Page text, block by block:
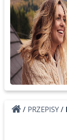
/ PRZEPISY/